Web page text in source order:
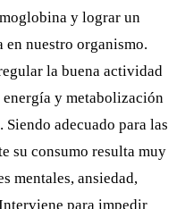
y lograr un
en nuestro organismo.
la buena actividad
energía y metabolización
adecuado para las
su consumo resulta muy
mentales, ansiedad,
para impedir